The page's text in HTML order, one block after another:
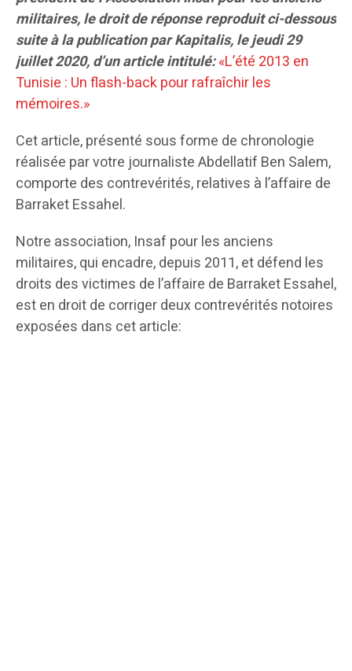
militaires, le droit de réponse reproduit ci-dessous
suite à la publication par Kapitalis, le jeudi 29
juillet 2020, d’un article intitulé:«L’été 2013 en
Tunisie : Un flash-back pour rafraîchir les
mémoires.»
Cet article, présenté sous forme de chronologie
réalisée par votre journaliste Abdellatif Ben Salem,
comporte des contrevérités, relatives à l’affaire de
Barraket Essahel.
Notre association, Insaf pour les anciens
militaires, qui encadre, depuis 2011, et défend les
droits des victimes de l’affaire de Barraket Essahel,
est en droit de corriger deux contrevérités notoires
exposées dans cet article: